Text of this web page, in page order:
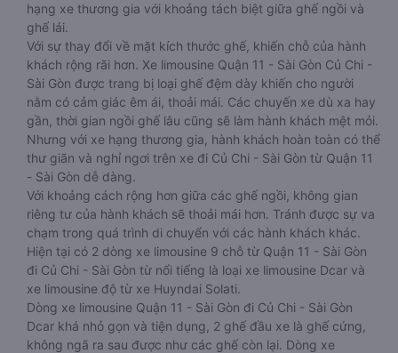
hạng xe thương gia với khoảng tách biệt giữa ghế ngồi và
ghế lái.
Với sự thay đổi về mặt kích thước ghế, khiến chỗ của hành
khách rộng rãi hơn. Xe limousine Quận 11 - Sài Gòn Củ Chi -
Sài Gòn được trang bị loại ghế đệm dày khiến cho người
nằm có cảm giác êm ái, thoải mái. Các chuyến xe dù xa hay
gần, thời gian ngồi ghế lâu cũng sẽ làm hành khách mệt mỏi.
Nhưng với xe hạng thương gia, hành khách hoàn toàn có thể
thư giãn và nghỉ ngơi trên xe đi Củ Chi - Sài Gòn từ Quận 11
- Sài Gòn dễ dàng.
Với khoảng cách rộng hơn giữa các ghế ngồi, không gian
riêng tư của hành khách sẽ thoải mái hơn. Tránh được sự va
chạm trong quá trình di chuyển với các hành khách khác.
Hiện tại có 2 dòng xe limousine 9 chỗ từ Quận 11 - Sài Gòn
đi Củ Chi - Sài Gòn từ nổi tiếng là loại xe limousine Dcar và
xe limousine độ từ xe Huyndai Solati.
Dòng xe limousine Quận 11 - Sài Gòn đi Củ Chi - Sài Gòn
Dcar khá nhỏ gọn và tiện dụng, 2 ghế đầu xe là ghế cứng,
không ngã ra sau được như các ghế còn lại. Dòng xe